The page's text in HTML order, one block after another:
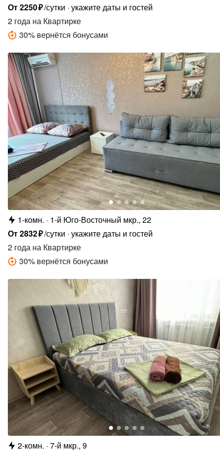
От2250₽/сутки укажите даты и гостей
2 года на Квартирке
30% вернётся бонусами
1-комн.
1-й Юго-Восточный мкр., 22
От2832₽/сутки укажите даты и гостей
2 года на Квартирке
30% вернётся бонусами
2-комн. 7-й мкр., 9